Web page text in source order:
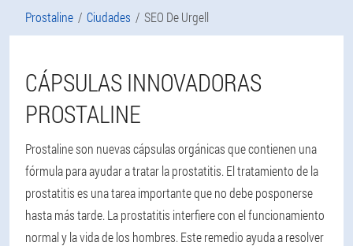
Prostaline Ciudades SEO De Urgell
CÁPSULAS INNOVADORAS
PROSTALINE
Prostaline son nuevas cápsulas orgánicas que contienen una
fórmula para ayudar a tratar la prostatitis. El tratamiento de la
prostatitis es una tarea importante que no debe posponerse
hasta más tarde. La prostatitis interfiere con el funcionamiento
normal y la vida de los hombres. Este remedio ayuda a resolver